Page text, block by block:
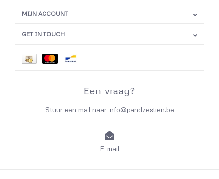
MIJN ACCOUNT
GET IN TOUCH
Een vraag?
Stuur een mail naar info@pandzestien.be
E-mail